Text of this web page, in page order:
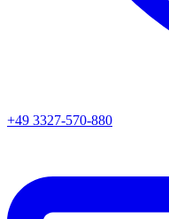
+49 3327-570-880